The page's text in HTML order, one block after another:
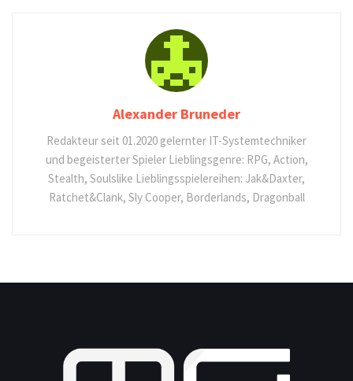
Alexander Bruneder
Redakteur seit 01.2020 gelernter IT-Systemtechniker
und begeisterter Spieler Lieblingsgenre: RPG, Action,
Stealth, Soulslike Lieblingsspielereihen: Jak&Daxter,
Ratchet&Clank, Sly Cooper, Borderlands, Dragonball